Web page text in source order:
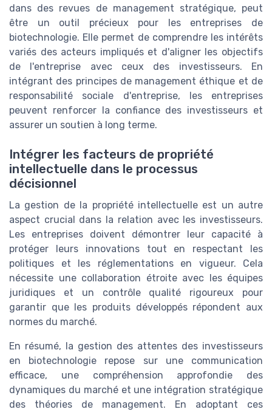
dans des revues de management stratégique, peut
être un outil précieux pour les entreprises de
biotechnologie. Elle permet de comprendre les intérêts
variés des acteurs impliqués et d'aligner les objectifs
de l'entreprise avec ceux des investisseurs. En
intégrant des principes de management éthique et de
responsabilité sociale d'entreprise, les entreprises
peuvent renforcer la confiance des investisseurs et
assurer un soutien à long terme.
Intégrer les facteurs de propriété
intellectuelle dans le processus
décisionnel
La gestion de la propriété intellectuelle est un autre
aspect crucial dans la relation avec les investisseurs.
Les entreprises doivent démontrer leur capacité à
protéger leurs innovations tout en respectant les
politiques et les réglementations en vigueur. Cela
nécessite une collaboration étroite avec les équipes
juridiques et un contrôle qualité rigoureux pour
garantir que les produits développés répondent aux
normes du marché.
En résumé, la gestion des attentes des investisseurs
en biotechnologie repose sur une communication
efficace, une compréhension approfondie des
dynamiques du marché et une intégration stratégique
des théories de management. En adoptant ces